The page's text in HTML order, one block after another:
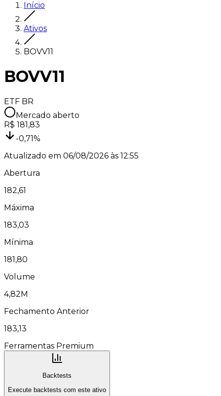
Início
Ativos
BOVV11
BOVV11
ETF BR
Mercado aberto
R$ 181,83
-0,71%
Atualizado em 06/08/2026 às 12:55
Abertura
182,61
Máxima
183,03
Mínima
181,80
Volume
4,82M
Fechamento Anterior
183,13
Ferramentas Premium
Backtests
Execute backtests com este ativo